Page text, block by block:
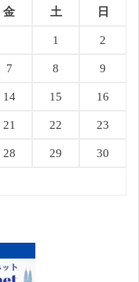
金 土 日
1 2
7 8 9
14 15 16
21 22 23
28 29 30